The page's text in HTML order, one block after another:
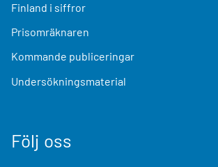
Finland i siffror
Prisomräknaren
Kommande publiceringar
Undersökningsmaterial
Följ oss